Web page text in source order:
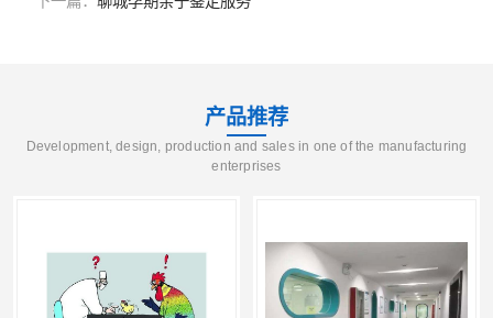
产品推荐
Development, design, production and sales in one of the manufacturing
enterprises